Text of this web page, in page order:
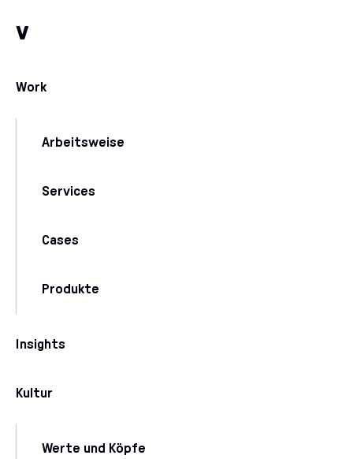
v
Work
Arbeitsweise
Services
Cases
Produkte
Insights
Kultur
Werte und Köpfe